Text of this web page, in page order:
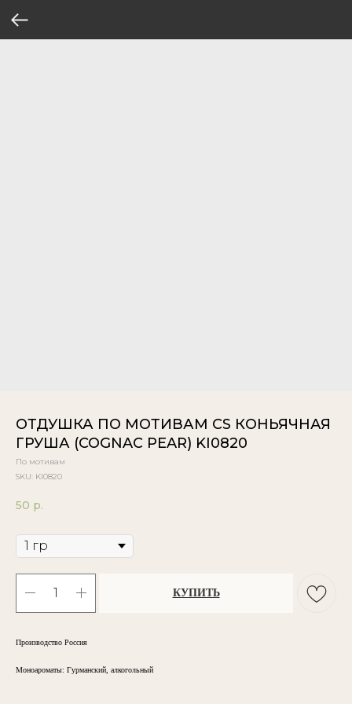
ОТДУШКА ПО МОТИВАМ CS КОНЬЯЧНАЯ
ГРУША (COGNAC PEAR) KI0820
По мотивам
SKU: KI0820
50 р.
КУПИТЬ
Производство Россия
Моноароматы: Гурманский, алкогольный